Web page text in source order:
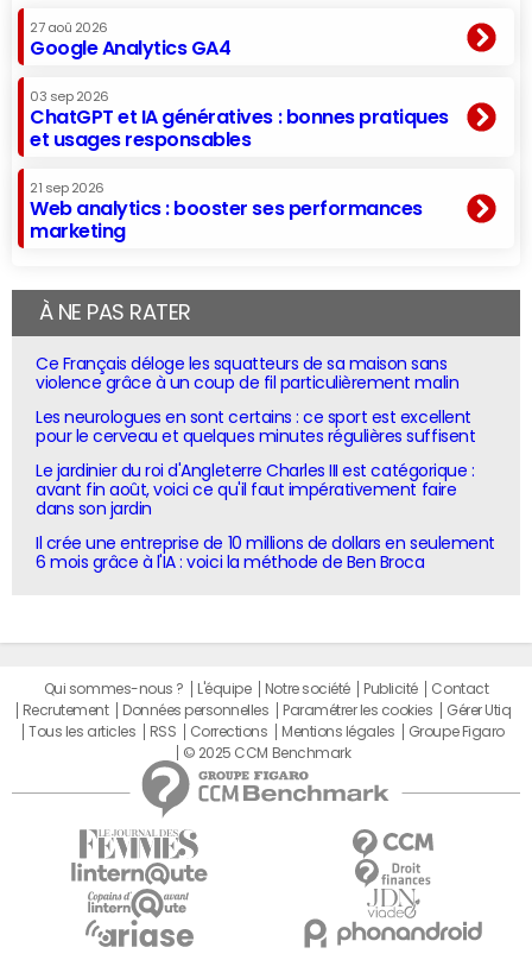
27 aoû 2026
Google Analytics GA4
03 sep 2026
ChatGPT et IA génératives : bonnes pratiques
et usages responsables
21 sep 2026
Web analytics : booster ses performances
marketing
À NE PAS RATER
Ce Français déloge les squatteurs de sa maison sans
violence grâce à un coup de fil particulièrement malin
Les neurologues en sont certains : ce sport est excellent
pour le cerveau et quelques minutes régulières suffisent
Le jardinier du roi d'Angleterre Charles III est catégorique :
avant fin août, voici ce qu'il faut impérativement faire
dans son jardin
Il crée une entreprise de 10 millions de dollars en seulement
6 mois grâce à l'IA : voici la méthode de Ben Broca
Qui sommes-nous ? L'équipe Notre société Publicité
Contact
Recrutement
Données personnelles Paramétrer les cookies
Gérer Utiq
Tous les articles
RSS Corrections Mentions légales
Groupe Figaro
© 2025 CCM Benchmark